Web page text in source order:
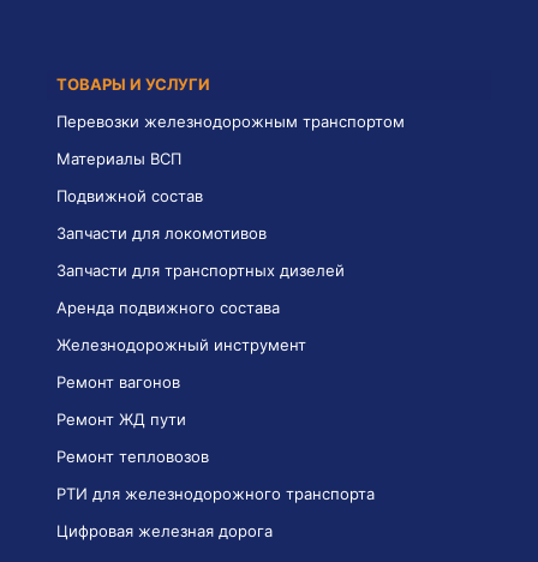
ТОВАРЫ И УСЛУГИ
Перевозки железнодорожным транспортом
Материалы ВСП
Подвижной состав
Запчасти для локомотивов
Запчасти для транспортных дизелей
Аренда подвижного состава
Железнодорожный инструмент
Ремонт вагонов
Ремонт ЖД пути
Ремонт тепловозов
РТИ для железнодорожного транспорта
Цифровая железная дорога